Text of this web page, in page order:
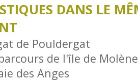
DANS LE
de Pouldergat
de l'île de Molène
des Anges